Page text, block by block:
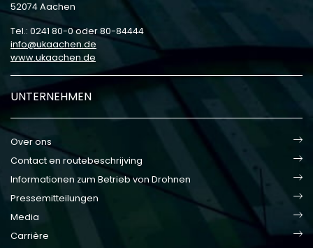
52074 Aachen
Tel.: 0241 80-0 oder 80-84444
info
ukaachen de
www.ukaachen.de
UNTERNEHMEN
Over ons
Contact en routebeschrijving
Informationen zum Betrieb von Drohnen
Pressemitteilungen
Media
Carrière